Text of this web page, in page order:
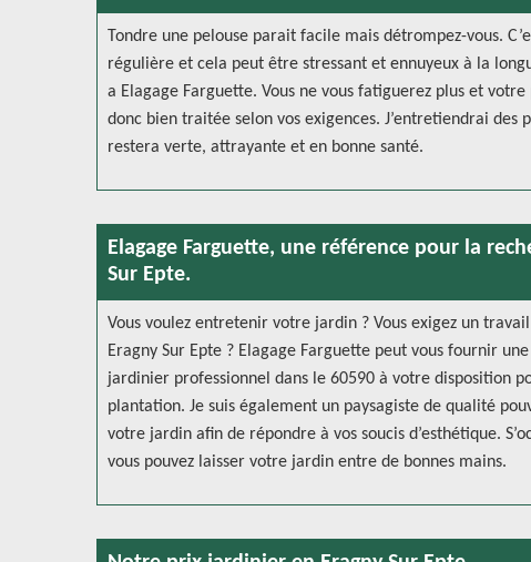
Tondre une pelouse parait facile mais détrompez-vous.
régulière et cela peut être stressant et ennuyeux à la
a Elagage Farguette. Vous ne vous fatiguerez plus et
donc bien traitée selon vos exigences. J’entretiendrai
restera verte, attrayante et en bonne santé.
Elagage Farguette, une référence pour la
Sur Epte.
Vous voulez entretenir votre jardin ? Vous exigez un
Eragny Sur Epte ? Elagage Farguette peut vous fournir
jardinier professionnel dans le 60590 à votre disposition
plantation. Je suis également un paysagiste de qualité
votre jardin afin de répondre à vos soucis d’esthétique.
vous pouvez laisser votre jardin entre de bonnes mains.